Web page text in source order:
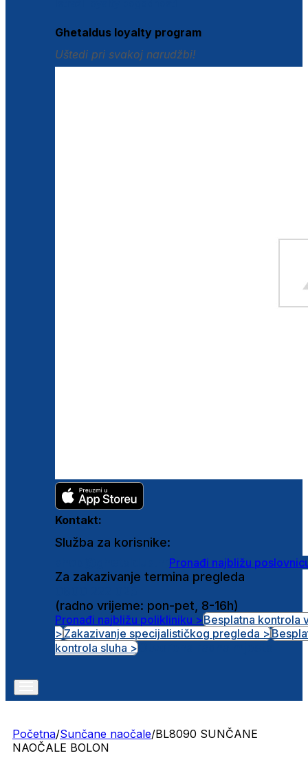
Ghetaldus loyalty program
Uštedi pri svakoj narudžbi!
Kontakt:
Služba za korisnike:
Pronađi najbližu
Za zakazivanje termina pregleda
(radno vrijeme: pon-pet, 8-16h)
Pronađi najbližu polikliniku >Besplatna kontrola
>Zakazivanje specijalističkog pregleda >
kontrola sluha >
Početna/Sunčane naočale/BL8090 SUNČANE
NAOČALE BOLON